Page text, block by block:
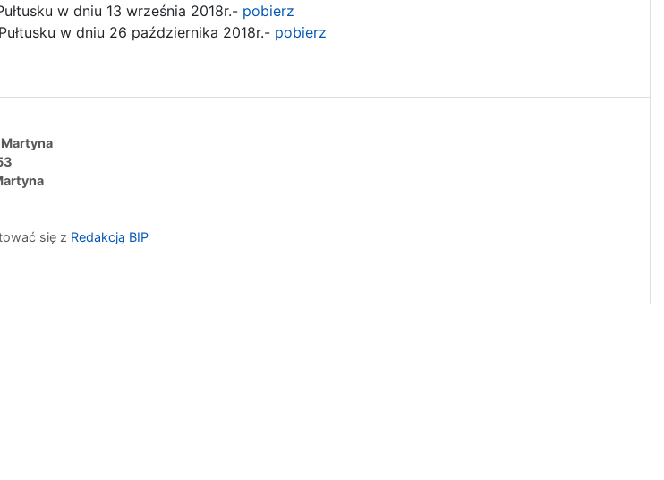
w dniu 13 września 2018r.- pobierz
w dniu 26 października 2018r.- pobierz
się z Redakcją BIP